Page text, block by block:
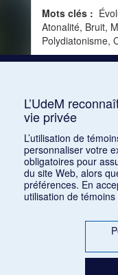
Mots clés :
Atonalité, Bruit,
Polydiatonisme,
1 2 3
L’UdeM
vie privée
L’utilisation de
personnaliser votre
obligatoires pour
du site Web, alors
préférences. En
utilisation de